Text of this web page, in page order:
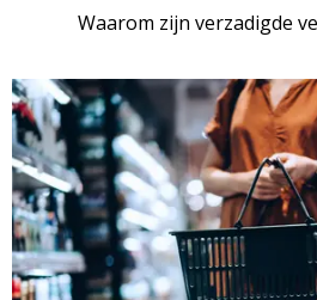
Waarom zijn verzadigde